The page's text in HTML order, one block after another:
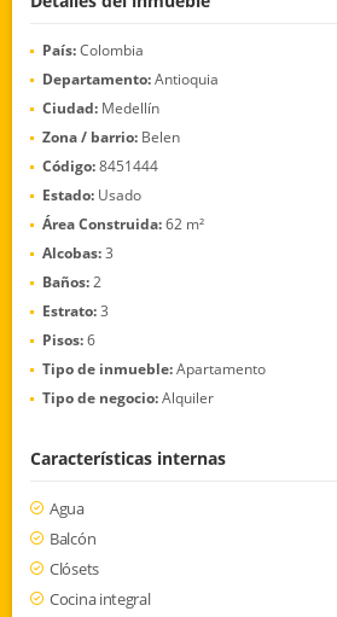
País:Colombia
Departamento:Antioquia
Ciudad: Medellín
Zona / barrio: Belen
Código:8451444
Estado: Usado
Área Construida:62 m²
Alcobas:3
Baños:2
Estrato:3
Pisos:6
Tipo de inmueble:Apartamento
Tipo de negocio:Alquiler
Características internas
Agua
Balcón
Clósets
Cocina integral